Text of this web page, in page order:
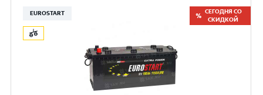
EUROSTART
СЕГОДНЯ СО
СКИДКОЙ